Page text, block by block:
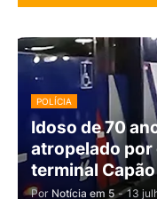
POLÍCIA
Idoso de 70
atropelado
terminal
Por Notícia em 5 - 13